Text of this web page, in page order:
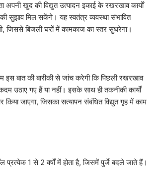
खुद की विद्युत उत्पादन इकाई के रखरखाव कार्यों
सुझाव मिल सकेंगे। यह स्वतंत्र व्यवस्था संभावित
जिससे बिजली घरों में कामकाज का स्तर सुधरेगा।
इस बात की बारीकी से जांच करेगी कि पिछली रखरखाव
उठाए गए हैं या नहीं। इसके साथ ही तकनीकी कार्यों
किया जाएगा, जिसका सत्यापन संबंधित विद्युत गृह में काम
प्रत्येक 1 से 2 वर्षों में होता है, जिसमें पुर्जे बदले जाते हैं।